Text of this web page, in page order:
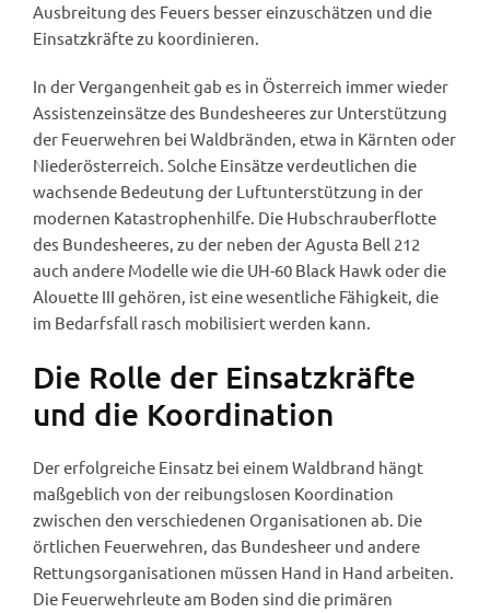
Ausbreitung des Feuers besser einzuschätzen und die
Einsatzkräfte zu koordinieren.
In der Vergangenheit gab es in Österreich immer wieder
Assistenzeinsätze des Bundesheeres zur Unterstützung
der Feuerwehren bei Waldbränden, etwa in Kärnten oder
Niederösterreich. Solche Einsätze verdeutlichen die
wachsende Bedeutung der Luftunterstützung in der
modernen Katastrophenhilfe. Die Hubschrauberflotte
des Bundesheeres, zu der neben der Agusta Bell 212
auch andere Modelle wie die UH-60 Black Hawk oder die
Alouette III gehören, ist eine wesentliche Fähigkeit, die
im Bedarfsfall rasch mobilisiert werden kann.
Die Rolle der Einsatzkräfte
und die Koordination
Der erfolgreiche Einsatz bei einem Waldbrand hängt
maßgeblich von der reibungslosen Koordination
zwischen den verschiedenen Organisationen ab. Die
örtlichen Feuerwehren, das Bundesheer und andere
Rettungsorganisationen müssen Hand in Hand arbeiten.
Die Feuerwehrleute am Boden sind die primären